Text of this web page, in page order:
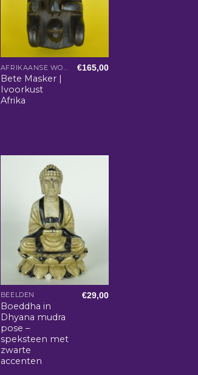
Bete Masker |
Ivoorkust
Afrika
€165,00
BEELDEN
Boeddha in
Dhyana mudra
pose –
speksteen met
zwarte
accenten
€29,00